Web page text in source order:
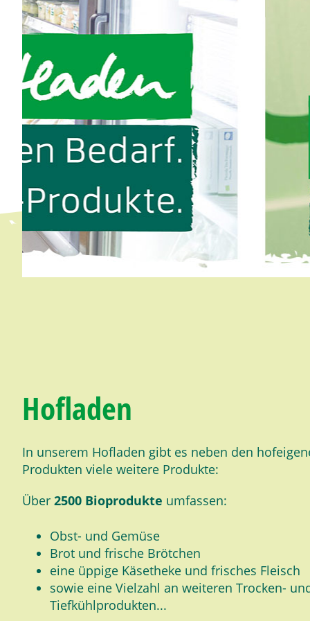
Hofladen
In unserem Hofladen gibt es neben den
Produkten viele weitere Produkte:
Über 2500 Bioprodukte umfassen:
Obst- und Gemüse
Brot und frische Brötchen
eine üppige Käsetheke und frisches Fleisch
sowie eine Vielzahl an weiteren Trocken-
Tiefkühlprodukten...